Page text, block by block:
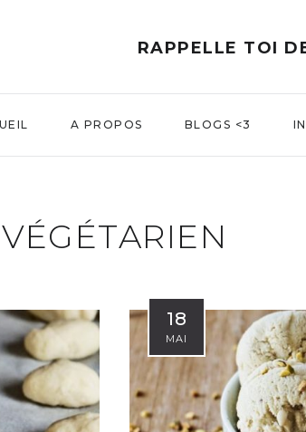
RAPPELLE TOI
A PROPOS BLOGS <3
VÉGÉTARIEN
18
MAI